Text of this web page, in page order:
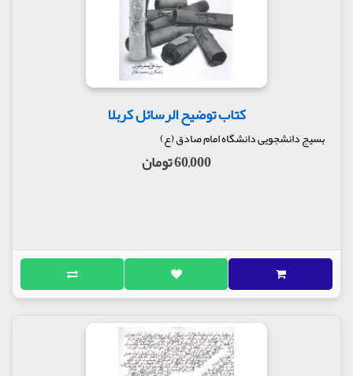
کتاب توضیح الرسائل کربلا
بسیج دانشجویی دانشگاه امام صادق (ع)
60,000 تومان